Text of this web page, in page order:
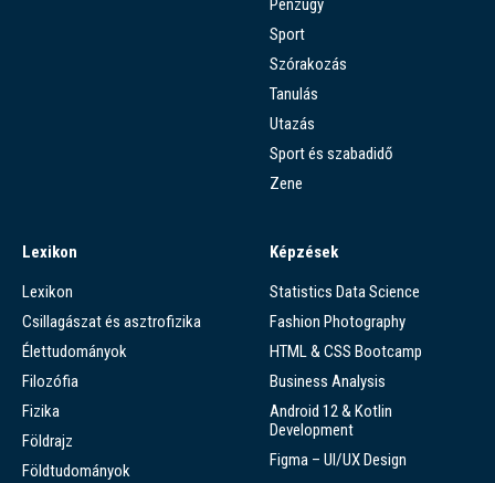
Pénzügy
Sport
Szórakozás
Tanulás
Utazás
Sport és szabadidő
Zene
Lexikon
Lexikon
Csillagászat és asztrofizika
Élettudományok
Filozófia
Fizika
Földrajz
Földtudományok
Képzések
Statistics Data Science
Fashion Photography
HTML & CSS Bootcamp
Business Analysis
Android 12 & Kotlin
Development
Figma – UI/UX Design